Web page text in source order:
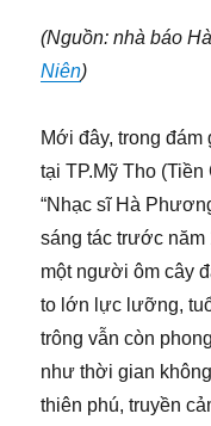
(Nguồn: nhà báo
Niên)
Mới đây, trong
tại TP.Mỹ Tho
“Nhạc sĩ Hà
sáng tác trước năm
một người ôm cây
to lớn lực lưỡng,
trông vẫn còn
như thời gian
thiên phú, truyền